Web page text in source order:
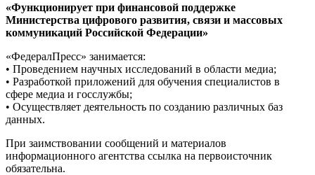
«Функционирует при финансовой поддержке
Министерства цифрового развития, связи и массовых
коммуникаций Российской Федерации»
«ФедералПресс» занимается:
• Проведением научных исследований в области медиа;
• Разработкой приложений для обучения специалистов в
сфере медиа и госслужбы;
• Осуществляет деятельность по созданию различных баз
данных.
При заимствовании сообщений и материалов
информационного агентства ссылка на первоисточник
обязательна.